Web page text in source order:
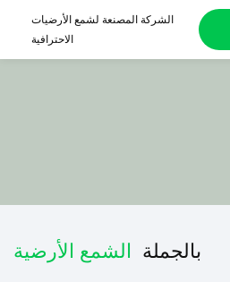
الشركة المصنعة لشمع الأرضيات
الاحترافية
بالجملة الشمع الأرضية